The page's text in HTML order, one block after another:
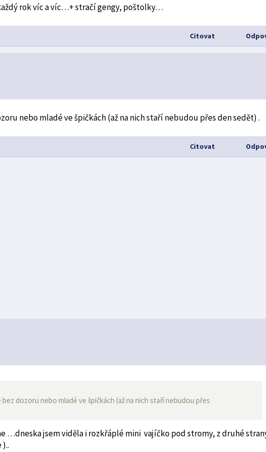
rok víc a víc…+ stračí gengy, poštolky…
Citovat
nebo mladé ve špičkách (až na nich staří nebudou přes den sedět) .
Citovat
dozoru nebo mladé ve špičkách (až na nich staří nebudou přes
…dneska jsem viděla i rozkřáplé mini vajíčko pod stromy, z druhé